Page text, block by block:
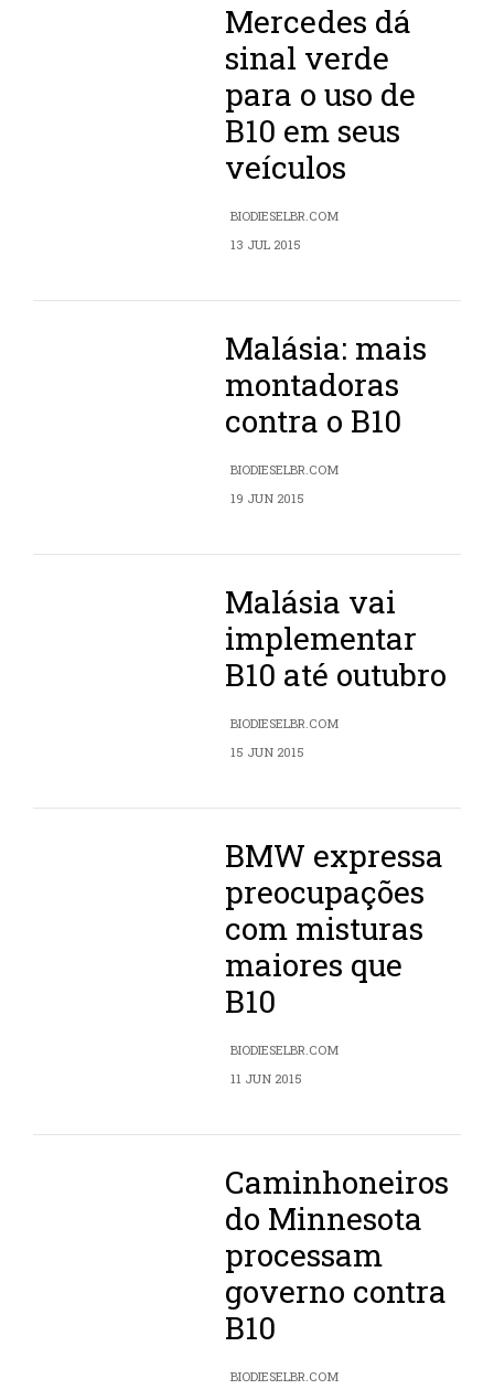
Mercedes dá
sinal verde
para o uso de
B10 em seus
veículos
BIODIESELBR.COM
13 JUL 2015
Malásia: mais
montadoras
contra o B10
BIODIESELBR.COM
19 JUN 2015
Malásia vai
implementar
B10 até outubro
BIODIESELBR.COM
15 JUN 2015
BMW expressa
preocupações
com misturas
maiores que
B10
BIODIESELBR.COM
11 JUN 2015
Caminhoneiros
do Minnesota
processam
governo contra
B10
BIODIESELBR.COM